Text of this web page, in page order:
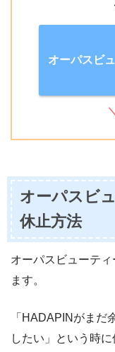
オーパスビ
オーパスビ
休止方法
オーパスビューテ
ます。
「HADAPINがまだ
したい」という時